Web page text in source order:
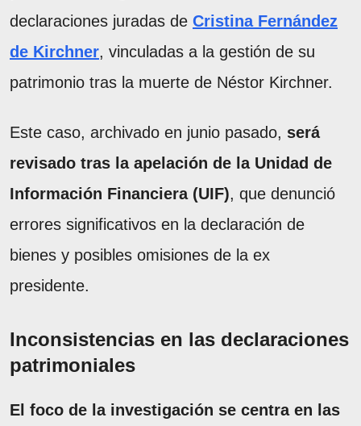
declaraciones juradas de Cristina Fernández
de Kirchner, vinculadas a la gestión de su
patrimonio tras la muerte de Néstor Kirchner.
Este caso, archivado en junio pasado, será
revisado tras la apelación de la Unidad de
Información Financiera (UIF), que denunció
errores significativos en la declaración de
bienes y posibles omisiones de la ex
presidente.
Inconsistencias en las declaraciones
patrimoniales
El foco de la investigación se centra en las